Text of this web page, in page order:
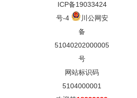
ICP备19033424
号-4
川公网安
备
51040202000005
号
网站标识码
5104000001